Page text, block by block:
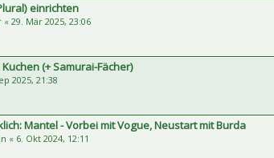
einrichten
« 29. Mär 2025, 23:06
(+ Samurai-Fächer)
2025, 21:38
Mantel - Vorbei mit Vogue, Neustart mit Burda
« 6. Okt 2024, 12:11